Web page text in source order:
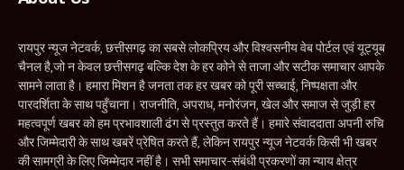
रायपुर न्यूज नेटवर्क, छत्तीसगढ़ का सबसे लोकप्रिय और विश्वसनीय वेब पोर्टल एवं यूट्यूब
चैनल है,जो न केवल छत्तीसगढ़ बल्कि देश के हर कोने से ताजा और सटीक समाचार आपके
सामने लाता है। हमारा मिशन है जनता तक हर खबर को पूरी सच्चाई, निष्पक्षता और
पारदर्शिता के साथ पहुँचाना। राजनीति, अपराध, मनोरंजन, खेल और समाज से जुड़ी हर
महत्वपूर्ण खबर को हम प्रभावशाली ढंग से प्रस्तुत करते हैं। हमारे संवाददाता अपनी रुचि
और जिम्मेदारी के साथ खबरें प्रेषित करते हैं, लेकिन रायपुर न्यूज नेटवर्क किसी भी खबर
की सामग्री के लिए जिम्मेदार नहीं है। सभी समाचार-संबंधी प्रकरणों का न्याय क्षेत्र